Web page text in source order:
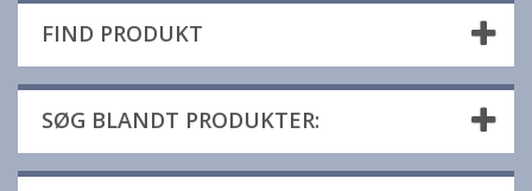
FIND PRODUKT
SØG BLANDT PRODUKTER: